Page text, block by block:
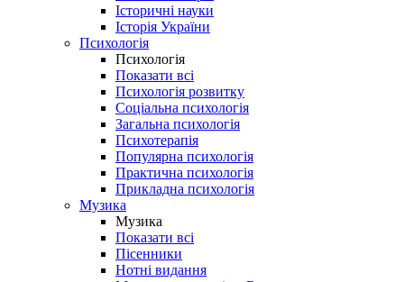
Історичні науки
Історія України
Психологія
Психологія
Показати всі
Психологія розвитку
Соціальна психологія
Загальна психологія
Психотерапія
Популярна психологія
Практична психологія
Прикладна психологія
Музика
Музика
Показати всі
Пісенники
Нотні видання